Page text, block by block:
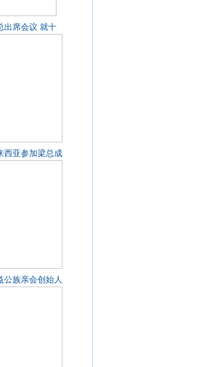
出席会议 就十
西亚参加梁总成
公族亲会创始人